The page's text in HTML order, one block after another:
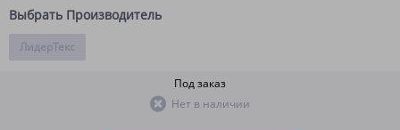
Выбрать Производитель
ЛидерТекс
Под заказ
Нет в наличии